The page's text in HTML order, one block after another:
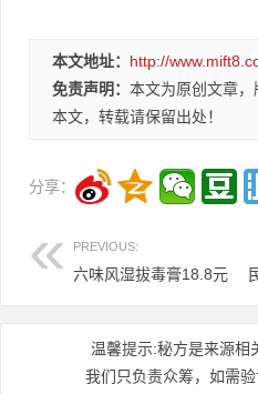
本文地址： http://
免责声明： 本文为原创文章，
本文，转载请保留出处！
分享：
PREVIOUS:
六味风湿拔毒膏18.8元
温馨提示:秘方是来源相
我们只负责众筹，如需